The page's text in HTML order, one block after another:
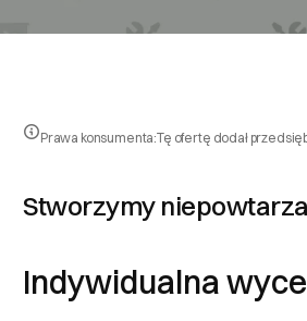
Prawa konsumenta:Tę ofertę dodał
Stworzymy
Indywidualna